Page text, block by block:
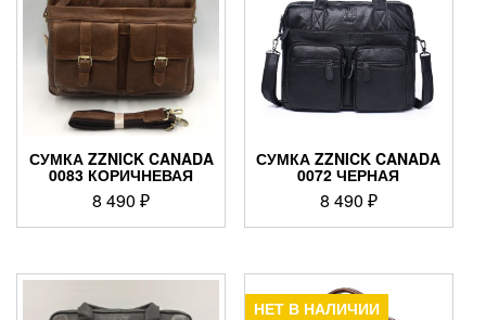
СУМКА ZZNICK CANADA
0083 КОРИЧНЕВАЯ
8 490₽
СУМКА ZZNICK CANADA
0072 ЧЕРНАЯ
8 490 ₽
НЕТ В НАЛИЧИИ